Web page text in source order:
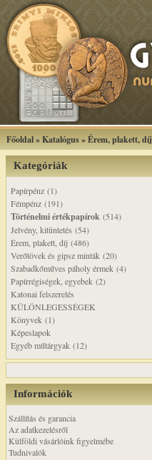
Főoldal»Katalógus»Érem, plakett, díj
Kategóriák
Papírpénz (1)
Fémpénz (191)
Történelmi értékpapírok (514)
Jelvény, kitüntetés (54)
Érem, plakett, díj (486)
Verőtövek és gipsz minták (20)
Szabadkőműves páholy érmek (4)
Papírrégiségek, egyebek (2)
Katonai felszerelés
KÜLÖNLEGESSÉGEK
Könyvek (1)
Képeslapok
Egyéb műtárgyak (12)
Információk
Szállítás és garancia
Az adatkezelésről
Külföldi vásárlóink figyelmébe
Tudnivalók